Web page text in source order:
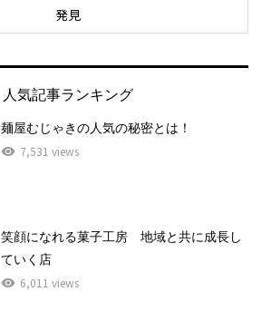
発見
人気記事ランキング
麺屋むじゃきの人気の秘密とは！
7,531 views
笑顔になれる菓子工房 地域と共に成長し
ていく店
6,011 views